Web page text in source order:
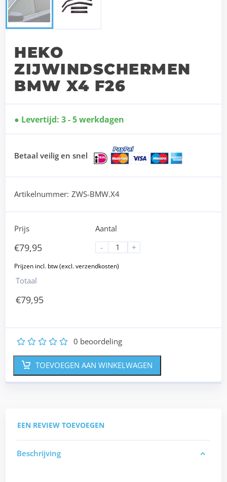
HEKO
ZIJWINDSCHERMEN
BMW X4 F26
Levertijd: 3 - 5 werkdagen
Betaal veilig en snel
Artikelnummer: ZWS-BMW.X4
Prijs
€79,95
Aantal
-
+
Totaal
€79,95
5
4
3
2 0 beoordeling
TOEVOEGEN AAN WINKELWAGEN
EEN REVIEW TOEVOEGEN
Beschrijving